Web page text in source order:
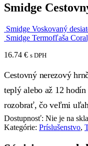
Smidge
Smidge Voskovaný
Smidge Termofľaša
16.74 € s DPH
Cestovný nerezový
teplý alebo až 12
rozobrať, čo veľmi
Dostupnosť: Nie je na
Kategórie: Príslušenstvo,